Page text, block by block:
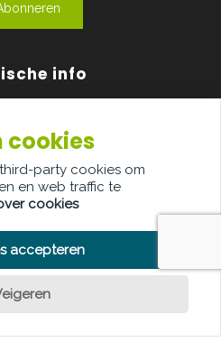
info
Over ons
cookies
party cookies om
en web traffic te
cookies
accepteren